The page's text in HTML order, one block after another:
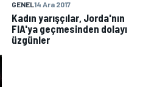
GENEL14 Ara 2017
Kadın yarışçılar, Jorda'nın
FIA'ya geçmesinden dolayı
üzgünler